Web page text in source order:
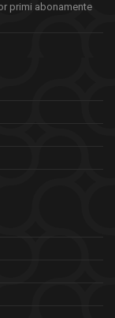
primi abonamente